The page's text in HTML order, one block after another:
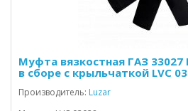
Муфта вязкостная ГАЗ
в сборе с крыльчаткой LVC
Производитель: Luzar